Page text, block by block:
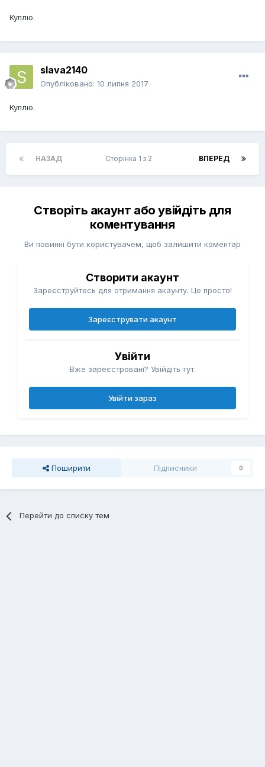
Куплю.
slava2140
Опубліковано: 10 липня 2017
Куплю.
НАЗАД ВПЕРЕД
Сторінка 1 з 2
Створіть акаунт або увійдіть для
коментування
Ви повинні бути користувачем, щоб залишити коментар
Створити акаунт
Зареєструйтесь для отримання акаунту. Це просто!
Зареєструвати акаунт
Увійти
Вже зареєстровані? Увійдіть тут.
Увійти зараз
Поширити Підписники 0
Перейти до списку тем